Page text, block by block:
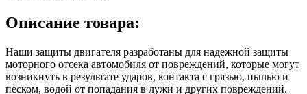
Описание товара:
Наши защиты двигателя разработаны для надежной защиты
моторного отсека автомобиля от повреждений, которые могут
возникнуть в результате ударов, контакта с грязью, пылью и
песком, водой от попадания в лужи и других повреждений.